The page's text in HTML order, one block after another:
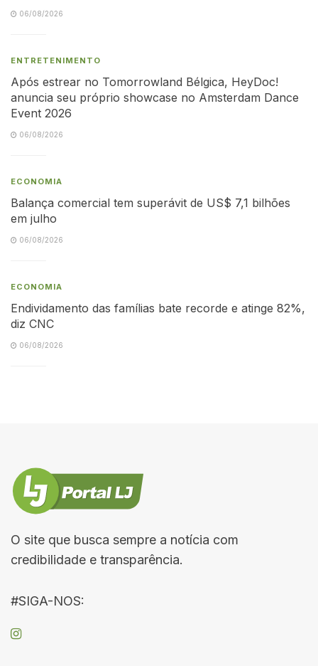
06/08/2026
ENTRETENIMENTO
Após estrear no Tomorrowland Bélgica, HeyDoc!
anuncia seu próprio showcase no Amsterdam Dance
Event 2026
06/08/2026
ECONOMIA
Balança comercial tem superávit de US$ 7,1 bilhões
em julho
06/08/2026
ECONOMIA
Endividamento das famílias bate recorde e atinge 82%,
diz CNC
06/08/2026
O site que busca sempre a notícia com
credibilidade e transparência.
#SIGA-NOS: